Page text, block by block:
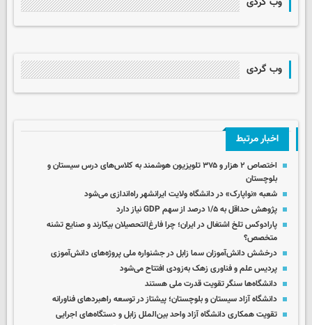
وب گردی
اخبار مرتبط
اختصاص ۲ هزار و ۳۷۵ تلویزیون هوشمند به کلاس‌های درس سیستان و
بلوچستان
شعبه «نواپارک» در دانشگاه ولایت ایرانشهر راه‌اندازی می‌شود
پژوهش حداقل به ۱/۵ درصد از سهم GDP نیاز دارد
پارادوکس تلخ اشتغال در ایران؛ چرا فارغ‌التحصیلان بیکارند و صنایع تشنه
متخصص؟
درخشش دانش‌آموزان سما زابل در جشنواره ملی پروژه‌های دانش‌آموزی
پردیس علم و فناوری زهک به‌زودی افتتاح می‌شود
دانشگاه‌ها سنگر تقویت قدرت ملی‌ هستند
دانشگاه آزاد سیستان و بلوچستان؛ پیشتاز در توسعه راهبردهای فناورانه
تقویت همکاری‌ دانشگاه آزاد واحد بین‌الملل زابل و دستگاه‌های اجرایی